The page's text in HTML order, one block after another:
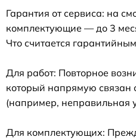
Гарантия от сервиса: на
комплектующие — до 3
Что считается
Для работ: Повторное
который напрямую связан
(например, неправильная
Для комплектующих: